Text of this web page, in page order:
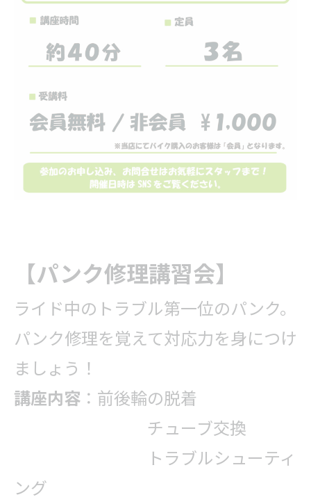
【パンク修理講習会】
ライド中のトラブル第一位のパンク。
パンク修理を覚えて対応力を身につけ
ましょう！
講座内容 ：前後輪の脱着
チューブ交換
トラブルシューティ
ング